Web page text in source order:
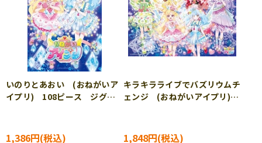
いのりとあおい (おねがいア
イプリ) 108ピース ジグソ
1,386円
キラキラライブでバズリウムチ
ェンジ (おねがいアイプリ)
1,848円